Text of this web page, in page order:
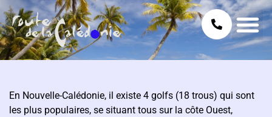
En Nouvelle-Calédonie, il existe 4 golfs (18 trous) qui sont
les plus populaires, se situant tous sur la côte Ouest,